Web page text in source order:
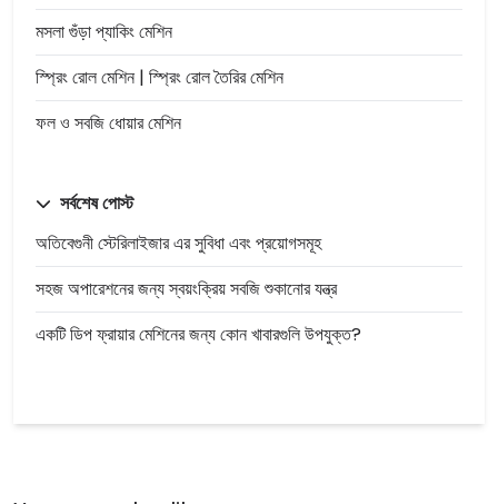
মসলা গুঁড়া প্যাকিং মেশিন
স্প্রিং রোল মেশিন | স্প্রিং রোল তৈরির মেশিন
ফল ও সবজি ধোয়ার মেশিন
সর্বশেষ পোস্ট
অতিবেগুনী স্টেরিলাইজার এর সুবিধা এবং প্রয়োগসমূহ
সহজ অপারেশনের জন্য স্বয়ংক্রিয় সবজি শুকানোর যন্ত্র
একটি ডিপ ফ্রায়ার মেশিনের জন্য কোন খাবারগুলি উপযুক্ত?